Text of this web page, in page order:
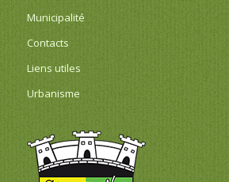
Municipalité
Contacts
Liens utiles
Urbanisme